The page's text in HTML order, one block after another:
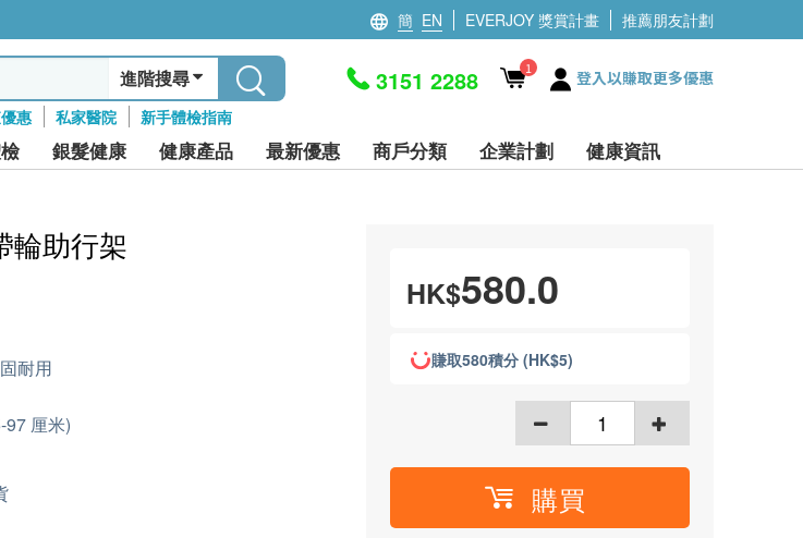
簡 EN EVERJOY 獎賞計畫 推薦朋友計劃
進階搜尋
惠 私家醫院 新手體檢指南
3151 2288 1 登入以賺取更多優惠
銀髮健康 健康產品 最新優惠 商戶分類 企業計劃 健康資訊
輪助行架
耐用
97 厘米)
HK$580.0
賺取580積分 (HK$5)
購買